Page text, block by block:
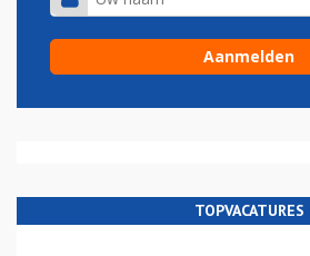
TOPVACATURES